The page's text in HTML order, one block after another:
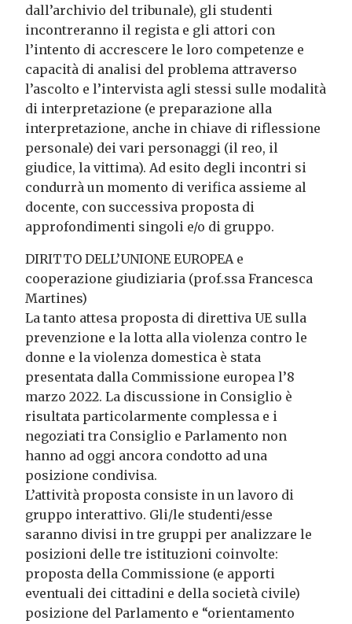
dall’archivio del tribunale), gli studenti
incontreranno il regista e gli attori con
l’intento di accrescere le loro competenze e
capacità di analisi del problema attraverso
l’ascolto e l’intervista agli stessi sulle modalità
di interpretazione (e preparazione alla
interpretazione, anche in chiave di riflessione
personale) dei vari personaggi (il reo, il
giudice, la vittima). Ad esito degli incontri si
condurrà un momento di verifica assieme al
docente, con successiva proposta di
approfondimenti singoli e/o di gruppo.
DIRITTO DELL’UNIONE EUROPEA e
cooperazione giudiziaria (prof.ssa Francesca
Martines)
La tanto attesa proposta di direttiva UE sulla
prevenzione e la lotta alla violenza contro le
donne e la violenza domestica è stata
presentata dalla Commissione europea l’8
marzo 2022. La discussione in Consiglio è
risultata particolarmente complessa e i
negoziati tra Consiglio e Parlamento non
hanno ad oggi ancora condotto ad una
posizione condivisa.
L’attività proposta consiste in un lavoro di
gruppo interattivo. Gli/le studenti/esse
saranno divisi in tre gruppi per analizzare le
posizioni delle tre istituzioni coinvolte:
proposta della Commissione (e apporti
eventuali dei cittadini e della società civile)
posizione del Parlamento e “orientamento